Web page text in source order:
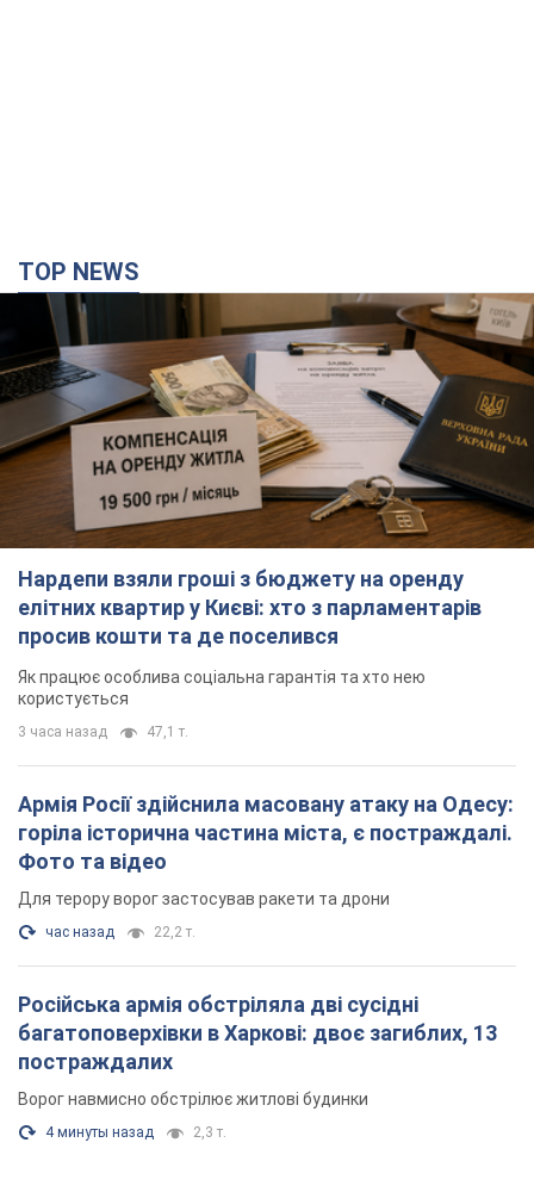
TOP NEWS
Нардепи взяли гроші з бюджету на оренду
елітних квартир у Києві: хто з парламентарів
просив кошти та де поселився
Як працює особлива соціальна гарантія та хто нею
користується
3 часа назад 47,1 т.
Армія Росії здійснила масовану атаку на Одесу:
горіла історична частина міста, є постраждалі.
Фото та відео
Для терору ворог застосував ракети та дрони
час назад 22,2 т.
Російська армія обстріляла дві сусідні
багатоповерхівки в Харкові: двоє загиблих, 13
постраждалих
Ворог навмисно обстрілює житлові будинки
4 минуты назад 2,3 т.